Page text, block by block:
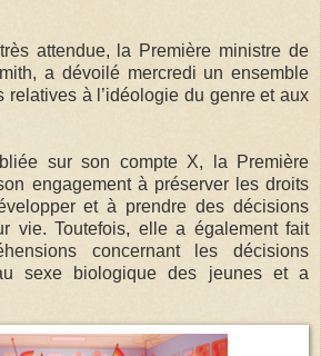
attendue, la Première ministre de
a dévoilé mercredi un ensemble
relatives à l’idéologie du genre et aux
sur son compte X, la Première
engagement à préserver les droits
et à prendre des décisions
vie. Toutefois, elle a également fait
concernant les décisions
sexe biologique des jeunes et a